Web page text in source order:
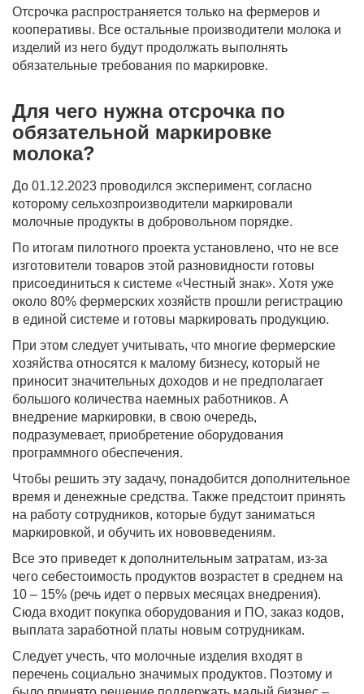
Отсрочка распространяется только на фермеров и
кооперативы. Все остальные производители молока и
изделий из него будут продолжать выполнять
обязательные требования по маркировке.
Для чего нужна отсрочка по
обязательной маркировке
молока?
До 01.12.2023 проводился эксперимент, согласно
которому сельхозпроизводители маркировали
молочные продукты в добровольном порядке.
По итогам пилотного проекта установлено, что не все
изготовители товаров этой разновидности готовы
присоединиться к системе «Честный знак». Хотя уже
около 80% фермерских хозяйств прошли регистрацию
в единой системе и готовы маркировать продукцию.
При этом следует учитывать, что многие фермерские
хозяйства относятся к малому бизнесу, который не
приносит значительных доходов и не предполагает
большого количества наемных работников. А
внедрение маркировки, в свою очередь,
подразумевает, приобретение оборудования
программного обеспечения.
Чтобы решить эту задачу, понадобится дополнительное
время и денежные средства. Также предстоит принять
на работу сотрудников, которые будут заниматься
маркировкой, и обучить их нововведениям.
Все это приведет к дополнительным затратам, из-за
чего себестоимость продуктов возрастет в среднем на
10 – 15% (речь идет о первых месяцах внедрения).
Сюда входит покупка оборудования и ПО, заказ кодов,
выплата заработной платы новым сотрудникам.
Следует учесть, что молочные изделия входят в
перечень социально значимых продуктов. Поэтому и